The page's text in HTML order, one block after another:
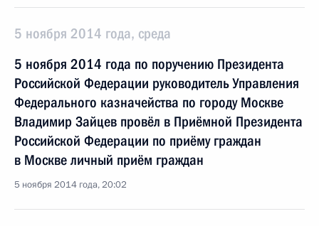
5 ноября 2014 года, среда
5 ноября 2014 года по поручению Президента
Российской Федерации руководитель Управления
Федерального казначейства по городу Москве
Владимир Зайцев провёл в Приёмной Президента
Российской Федерации по приёму граждан
в Москве личный приём граждан
5 ноября 2014 года, 20:02